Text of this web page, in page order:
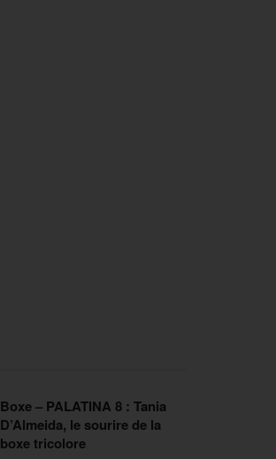
Boxe – PALATINA 8 : Tania
D’Almeida, le sourire de la
boxe tricolore